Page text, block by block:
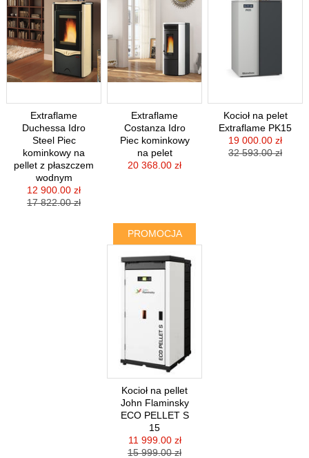
Extraflame
Duchessa Idro
Steel Piec
kominkowy na
pellet z płaszczem
wodnym
12 900.00 zł
17 822.00 zł
Extraflame
Costanza Idro
Piec kominkowy
na pelet
20 368.00 zł
Kocioł na pelet
Extraflame PK15
19 000.00 zł
32 593.00 zł
PROMOCJA
Kocioł na pellet
John Flaminsky
ECO PELLET S
15
11 999.00 zł
15 999.00 zł